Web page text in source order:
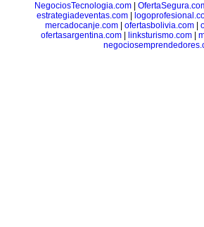
NegociosTecnologia.com
estrategiadeventas.com|
mercadocanje.com
ofertasbolivia.com
ofertasargentina.com| linksturismo.com|